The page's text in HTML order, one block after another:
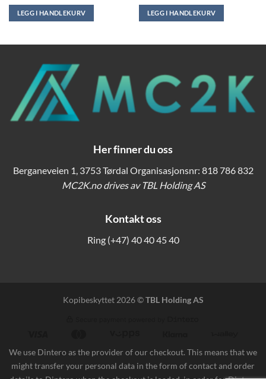
var:
kr 29.220,00.
kr 27.450,00.
LEGG I HANDLEKURV
var:
kr 25.650,00.
LEGG I HANDLEKURV
Her finner du oss
Berganeveien 1, 3753 Tørdal Organisasjonsnr: 818 786 832
MC2K.no drives av TBL Holding AS
Kontakt oss
Ring (+47) 40 40 45 40
Kopibeskyttet 2026 ©TBL Holding AS
We use Dintero as the provider of our checkout. This means that we
might transfer your personal data in the form of contact and order